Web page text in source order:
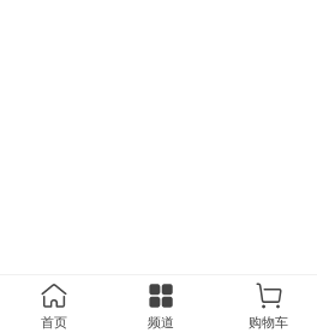
首页 频道 购物车